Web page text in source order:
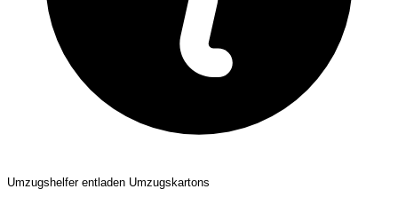
Umzugshelfer entladen Umzugskartons